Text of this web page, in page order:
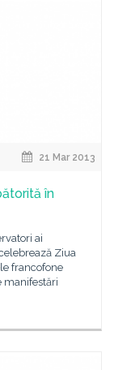
21 Mar 2013
în
ai
Ziua
francofone
manifestări